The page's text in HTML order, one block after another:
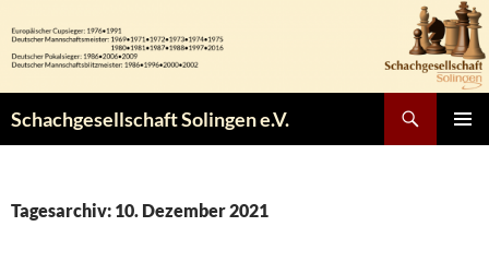
Inhalt
springen
Schachgesellschaft Solingen e.V.
Tagesarchiv: 10. Dezember 2021